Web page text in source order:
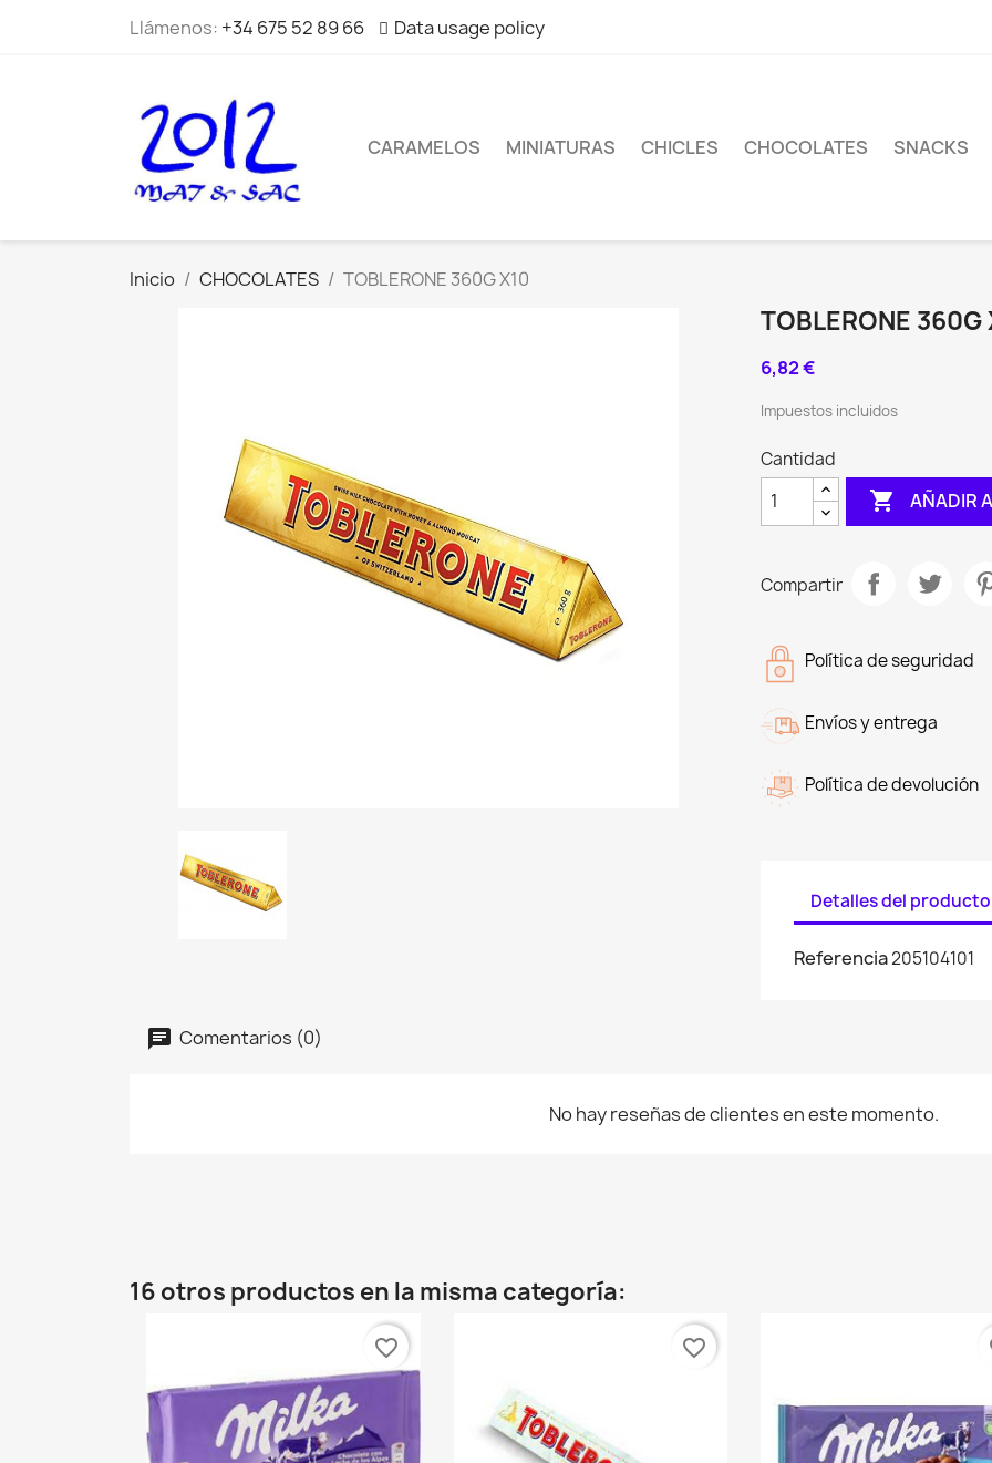
Llámenos: +34 675 52 89 66 Data usage policy
CARAMELOS MINIATURAS CHICLES CHOCOLATES SNACKS
Inicio CHOCOLATES TOBLERONE 360G X10
TOBLERONE 360G
6,82 €
Impuestos incluidos
Cantidad
 AÑADIR
Compartir
Política de seguridad
Envíos y entrega
Política de devolución
Detalles del producto
Referencia205104101
Comentarios (0)
No hay reseñas de clientes en este momento.
16 otros productos en la misma categoría:
favorite_border favorite_border